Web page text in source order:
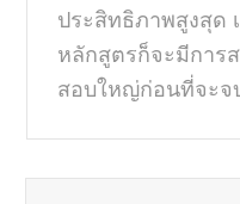
ประสิทธิภาพสูงสุด
หลักสูตรก็จะมีการ
สอบใหญ่ก่อนที่จะจ